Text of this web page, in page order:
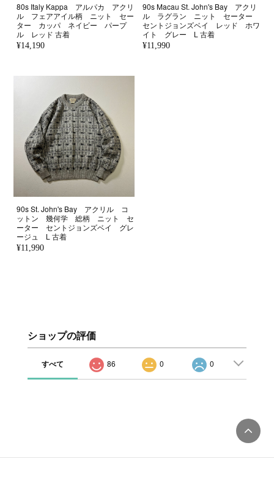
80s Italy Kappa アルパカ アクリ
ル フェアアイル柄 ニット セー
ター カッパ ネイビー パープ
ル レッド 古着
¥14,190
90s Macau St. John's Bay アクリ
ル ラグラン ニット セーター
セントジョンズベイ レッド ホワ
イト グレー L 古着
¥11,990
90s St. John's Bay アクリル コ
ットン 幾何学 総柄 ニット セ
ーター セントジョンズベイ グレ
ージュ L 古着
¥11,990
ショップの評価
すべて 86 0 0